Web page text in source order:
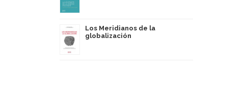
Los Meridianos de la
globalización